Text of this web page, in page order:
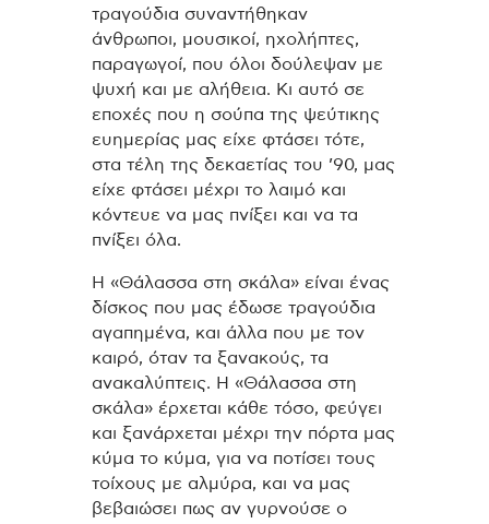
τραγούδια συναντήθηκαν
άνθρωποι, μουσικοί, ηχολήπτες,
παραγωγοί, που όλοι δούλεψαν με
ψυχή και με αλήθεια. Κι αυτό σε
εποχές που η σούπα της ψεύτικης
ευημερίας μας είχε φτάσει τότε,
στα τέλη της δεκαετίας του ’90, μας
είχε φτάσει μέχρι το λαιμό και
κόντευε να μας πνίξει και να τα
πνίξει όλα.
Η «Θάλασσα στη σκάλα» είναι ένας
δίσκος που μας έδωσε τραγούδια
αγαπημένα, και άλλα που με τον
καιρό, όταν τα ξανακούς, τα
ανακαλύπτεις. Η «Θάλασσα στη
σκάλα» έρχεται κάθε τόσο, φεύγει
και ξανάρχεται μέχρι την πόρτα μας
κύμα το κύμα, για να ποτίσει τους
τοίχους με αλμύρα, και να μας
βεβαιώσει πως αν γυρνούσε ο